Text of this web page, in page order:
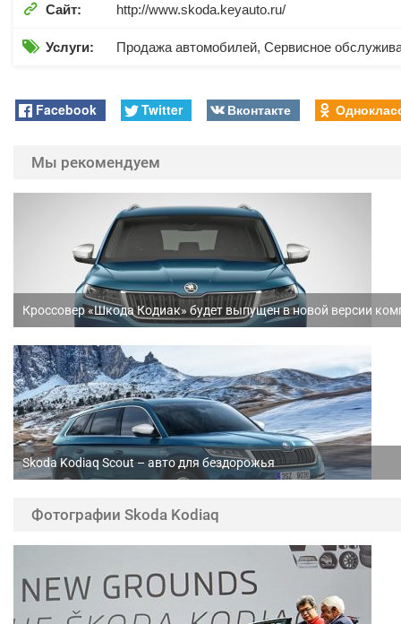
 Сайт: http://www.skoda.keyauto.ru/
 Услуги: Продажа автомобилей, Сервисное
Facebook Twitter Вконтакте
Мы рекомендуем
Кроссовер «Шкода Кодиак» будет выпущен в новой версии
Skoda Kodiaq Scout – авто для бездорожья
Фотографии Skoda Kodiaq